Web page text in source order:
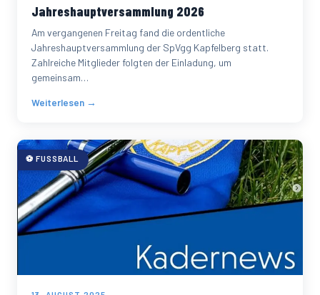
Jahreshauptversammlung 2026
Am vergangenen Freitag fand die ordentliche
Jahreshauptversammlung der SpVgg Kapfelberg statt.
Zahlreiche Mitglieder folgten der Einladung, um
gemeinsam…
Weiterlesen →
⚽ FUSSBALL